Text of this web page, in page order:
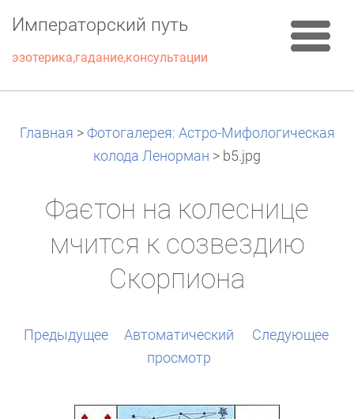
Императорский путь
эзотерика,гадание,консультации
Главная > Фотогалерея: Астро-Мифологическая
колода Ленорман > b5.jpg
Фаєтон на колеснице
мчится к созвездию
Скорпиона
Предыдущее
Aвтоматический
просмотр
Следующее